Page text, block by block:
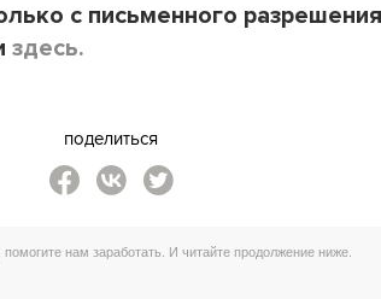
с письменного разрешения
здесь.
поделиться